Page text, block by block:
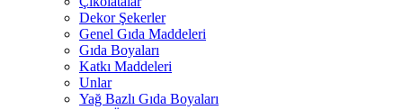
Dekor Şekerler
Genel Gıda Maddeleri
Gıda Boyaları
Katkı Maddeleri
Unlar
Yağ Bazlı Gıda Boyaları